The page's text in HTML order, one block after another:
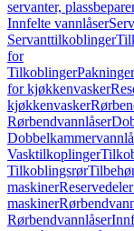
servanter,
Innfelte vannlåser
Servanttilkoblinger
for
TilkoblingerPakninger
for kjøkkenvasker
kjøkkenvasker
Rørbendvannlåser
Vasktilkoplinger
Tilkoblingsrør
maskiner
maskiner
Rørbendvannlåser